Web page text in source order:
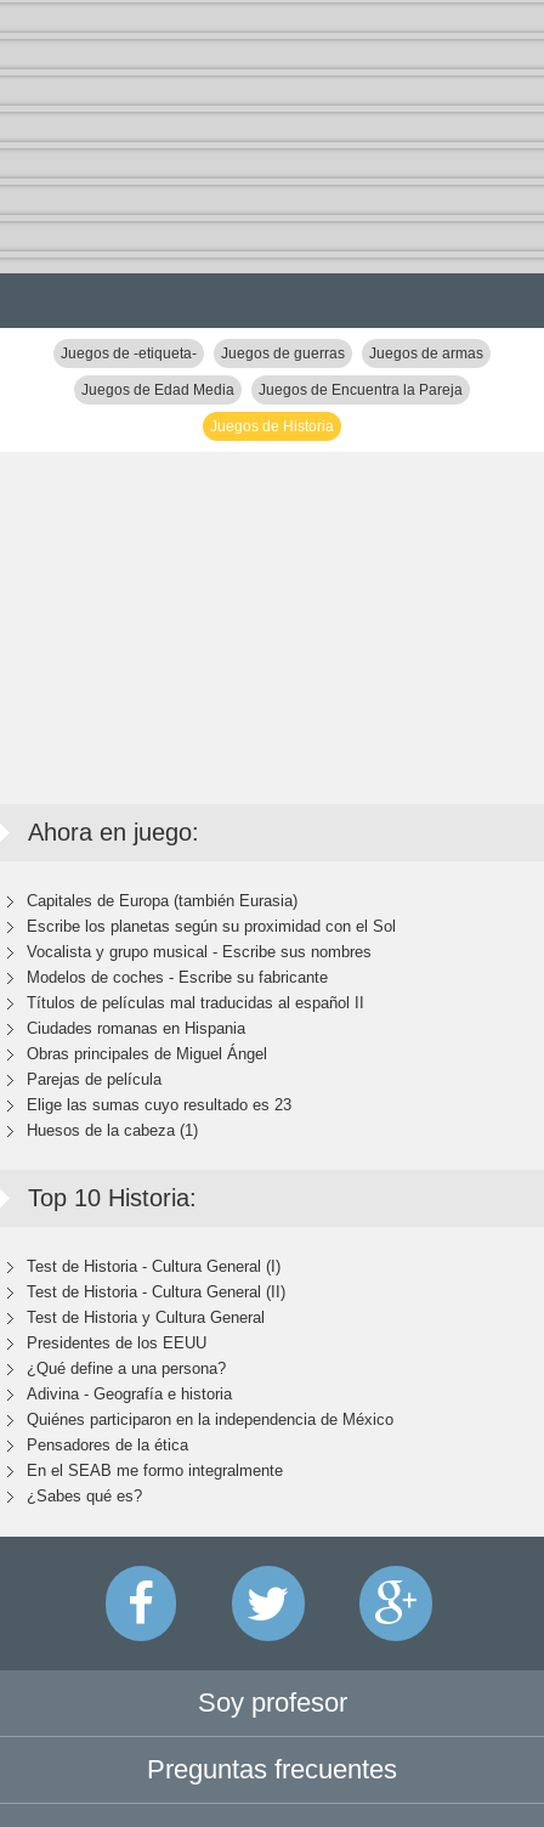
Juegos de -etiqueta- Juegos de guerras Juegos de armas
Juegos de Edad Media Juegos de Encuentra la Pareja
Juegos de Historia
Ahora en juego:
Capitales de Europa (también Eurasia)
Escribe los planetas según su proximidad con el Sol
Vocalista y grupo musical - Escribe sus nombres
Modelos de coches - Escribe su fabricante
Títulos de películas mal traducidas al español II
Ciudades romanas en Hispania
Obras principales de Miguel Ángel
Parejas de película
Elige las sumas cuyo resultado es 23
Huesos de la cabeza (1)
Top 10 Historia:
Test de Historia - Cultura General (I)
Test de Historia - Cultura General (II)
Test de Historia y Cultura General
Presidentes de los EEUU
¿Qué define a una persona?
Adivina - Geografía e historia
Quiénes participaron en la independencia de México
Pensadores de la ética
En el SEAB me formo integralmente
¿Sabes qué es?
Soy profesor
Preguntas frecuentes